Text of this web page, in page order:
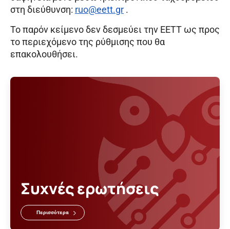
στη διεύθυνση: ruo@eett.gr .
Το παρόν κείμενο δεν δεσμεύει την ΕΕΤΤ ως προς
το περιεχόμενο της ρύθμισης που θα
επακολουθήσει.
Συχνές ερωτήσεις
Περισσότερα